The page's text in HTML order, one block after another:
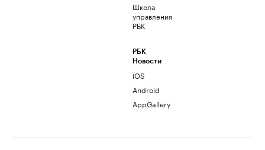
Школа
управления
РБК
РБК
Новости
iOS
Android
AppGallery